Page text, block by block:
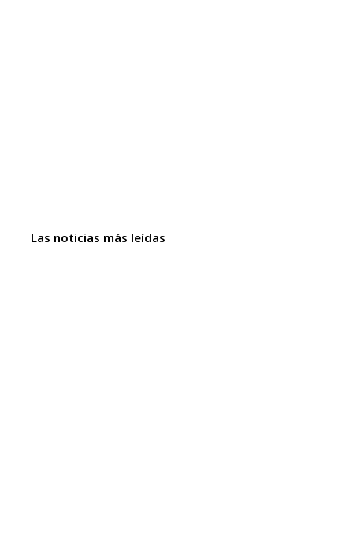
Las noticias más leídas